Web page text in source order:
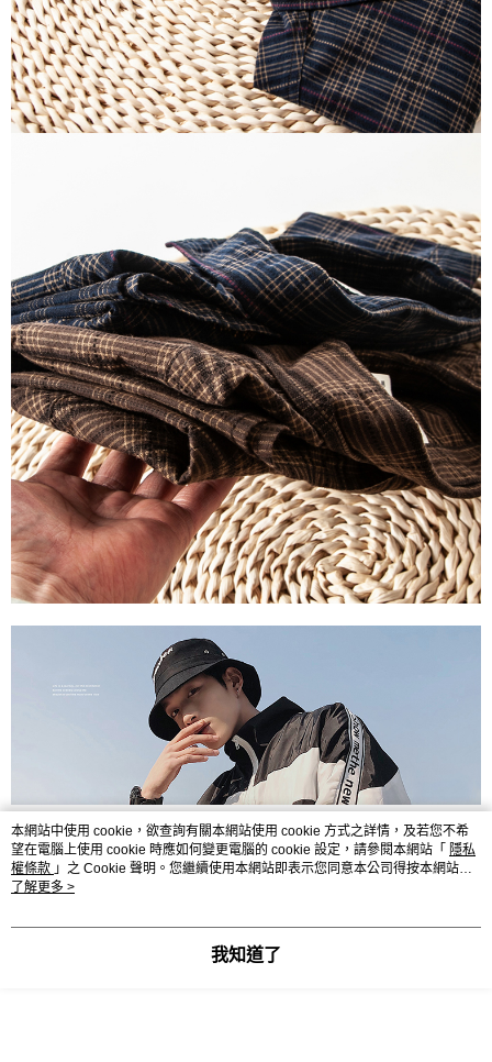
本網站中使用 cookie，欲查詢有關本網站使用 cookie 方式之詳情，及若您不希
望在電腦上使用 cookie 時應如何變更電腦的 cookie 設定，請參閱本網站「 隱私
權條款 」之 Cookie 聲明。您繼續使用本網站即表示您同意本公司得按本網站使
用條款之 Cookie 聲明使用 cookie。
了解更多 >
我知道了